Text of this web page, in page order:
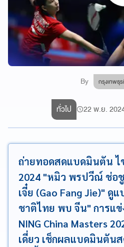
By กรุงเทพธุ
ทั่วไป 22 พ.ย.
ถ่ายทอดสดแบดมินตัน ไ
2024 "หมิว พรปวีณ์ ช่อ
เจี๋ย (Gao Fang Jie)"
ชาติไทย พบ จีน" การแ
NING China Masters
เดี่ยว เช็กผลแบดมินตัน